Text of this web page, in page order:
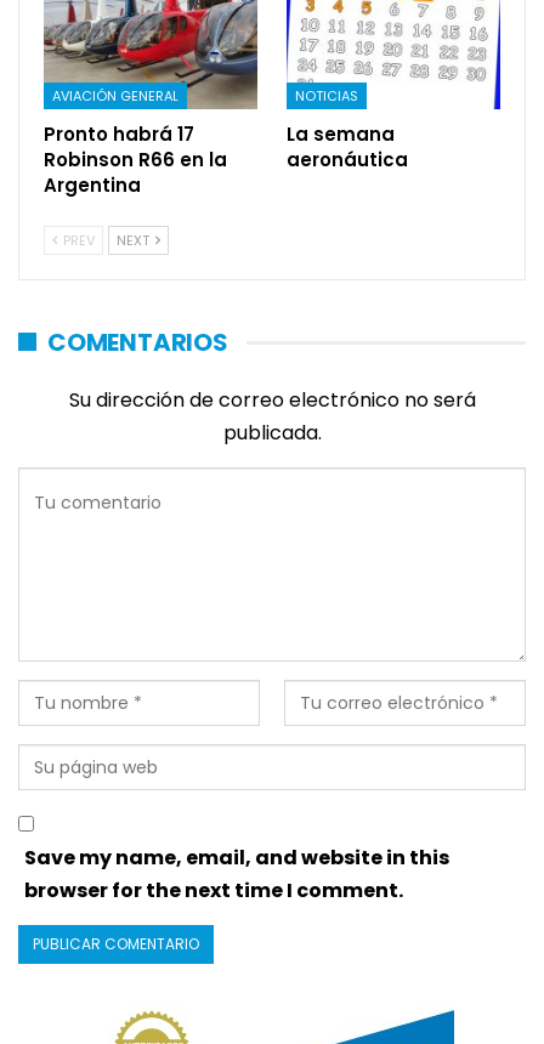
AVIACIÓN GENERAL
Pronto habrá 17
Robinson R66 en la
Argentina
NOTICIAS
La semana
aeronáutica
PREV NEXT
COMENTARIOS
Su dirección de correo electrónico no será
publicada.
Save my name, email, and website in this
browser for the next time I comment.